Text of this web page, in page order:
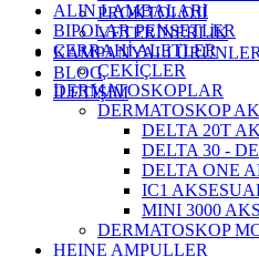
PROKTOLOJİ
VETERİNERLİK
KAMPANYALI ÜRÜNLER
BLOG
İLETİŞİM
ALIN LAMBALARI
BIPOLAR PENSETLER
CERRAHİ ALETLER
ÇEKİÇLER
DERMATOSKOPLAR
DERMATOSKOP
DELTA 20T
DELTA 30 -
DELTA ONE
IC1
MINI 3000
DERMATOSKOP
HEINE AMPULLER